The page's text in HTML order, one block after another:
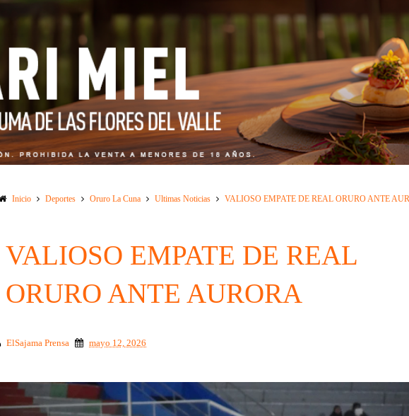
Inicio Deportes Oruro La Cuna Ultimas Noticias VALIOSO EMPATE DE REAL ORURO ANTE
VALIOSO EMPATE DE REAL
ORURO ANTE AURORA
ElSajama Prensa mayo 12, 2026